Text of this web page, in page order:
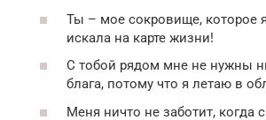
Ты – мое сокровище, которое
искала на карте жизни!
С тобой рядом мне не нужны
блага, потому что я летаю в
Меня ничто не заботит, когда